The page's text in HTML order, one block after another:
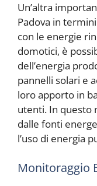
Un’altra
Padova in
con le energie
domotici, è
dell’energia
pannelli solari e
loro apporto in
utenti. In questo
dalle fonti
l’uso di energia
Monitoraggio